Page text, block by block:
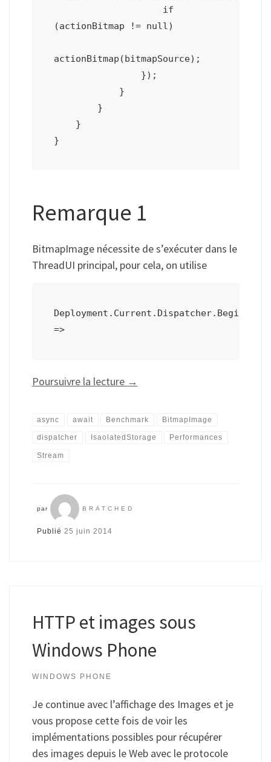
(actionBitmap != null)
actionBitmap(bitmapSource);
}
Remarque 1
BitmapImage nécessite de s’exécuter dans le
ThreadUI principal, pour cela, on utilise
Poursuivre la lecture →
async await Benchmark BitmapImage
dispatcher IsaolatedStorage Performances
Stream
par BRATCHED
Publié 25 juin 2014
HTTP et images sous
Windows Phone
WINDOWS PHONE
Je continue avec l’affichage des Images et je
vous propose cette fois de voir les
implémentations possibles pour récupérer
des images depuis le Web avec le protocole